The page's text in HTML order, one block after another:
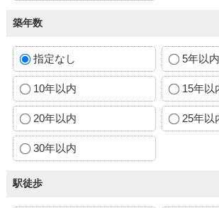
築年数
指定なし 5年以内
10年以内 15年以
20年以内 25年以
30年以内
駅徒歩